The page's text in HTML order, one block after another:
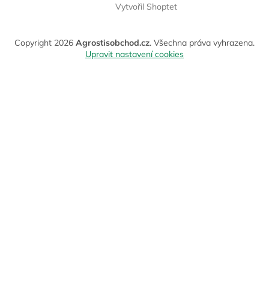
Vytvořil Shoptet
Copyright 2026 Agrostisobchod.cz. Všechna práva vyhrazena.
Upravit nastavení cookies